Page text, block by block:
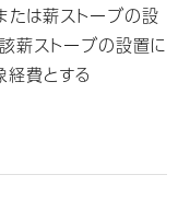
たは薪ストーブの設
薪ストーブの設置に
費とする